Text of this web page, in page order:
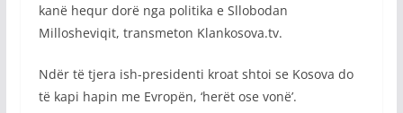
kanë hequr dorë nga politika e Sllobodan
Millosheviqit, transmeton Klankosova.tv.
Ndër të tjera ish-presidenti kroat shtoi se Kosova do
të kapi hapin me Evropën, ‘herët ose vonë’.